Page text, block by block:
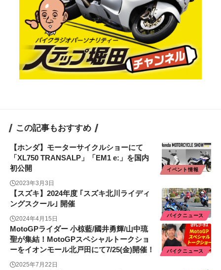
この記事もおすすめ
イベント情報
【ホンダ】モーターサイクルショーにて
「XL750 TRANSALP」「EM1 e:」を国内
初公開
2023年3月3日
バイクニュース
【スズキ】2024年度 ｢スズキ北川ライディ
ングスクール｣ 開催
2024年4月15日
バイクニュース
MotoGPライダー 小椋藍/國井勇輝/山中琉
聖が集結！MotoGPスペシャルトークショ
ーをイオンモール北戸田にて7/25(金)開催！
2025年7月22日